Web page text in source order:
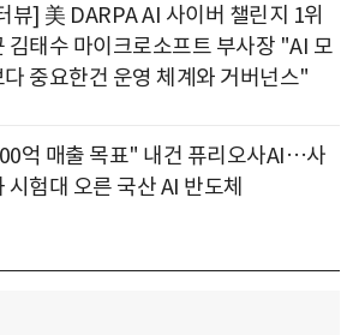
뷰] 美 DARPA AI 사이버 챌린지 1위
김태수 마이크로소프트 부사장 "AI 모
다 중요한건 운영 체계와 거버넌스"
억 매출 목표" 내건 퓨리오사AI…사
시험대 오른 국산 AI 반도체